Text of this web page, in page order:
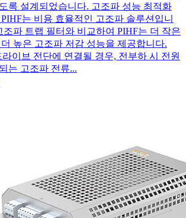
록 설계되었습니다. 고조파 성능 최적화
는 비용 효율적인 고조파 솔루션입니
조파 트랩 필터와 비교하여 PIHF는 더 작은
높은 고조파 저감 성능을 제공합니다.
이브 전단에 연결될 경우, 전부하 시 전원
는 고조파 전류...